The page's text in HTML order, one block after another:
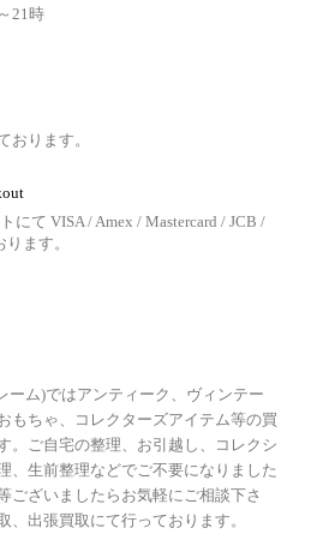
21時
おります。
にて VISA / Amex / Mastercard / JCB /
ます。
ーム)ではアンティーク、ヴィンテー
もちゃ、コレクターズアイテム等の買
。ご自宅の整理、お引越し、コレクシ
、生前整理などでご不要になりました
ございましたらお気軽にご相談下さ
、出張買取にて行っております。